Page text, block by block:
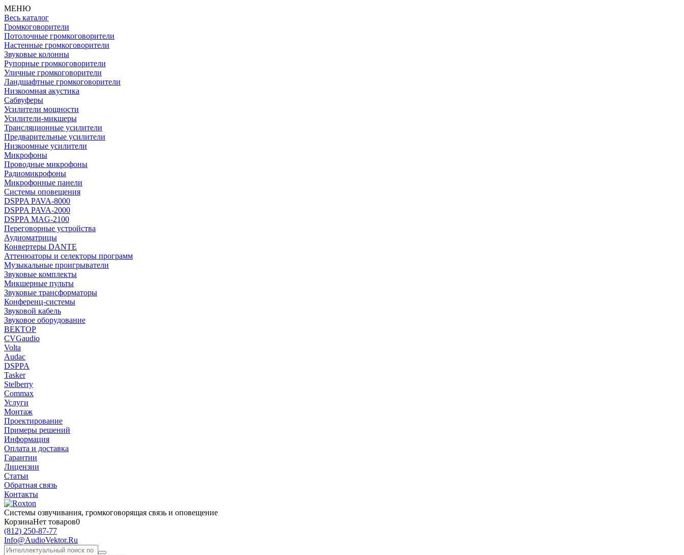
МЕНЮ
Весь каталог
Громкоговорители
Потолочные громкоговорители
Настенные громкоговорители
Звуковые колонны
Рупорные громкоговорители
Уличные громкоговорители
Ландшафтные громкоговорители
Низкоомная акустика
Сабвуферы
Усилители мощности
Усилители-микшеры
Трансляционные усилители
Предварительные усилители
Низкоомные усилители
Микрофоны
Проводные микрофоны
Радиомикрофоны
Микрофонные панели
Системы оповещения
DSPPA PAVA-8000
DSPPA PAVA-2000
DSPPA MAG-2100
Переговорные устройства
Аудиоматрицы
Конвертеры DANTE
Аттенюаторы и селекторы программ
Музыкальные проигрыватели
Звуковые комплекты
Микшерные пульты
Звуковые трансформаторы
Конференц-системы
Звуковой кабель
Звуковое оборудование
ВЕКТОР
CVGaudio
Volta
Audac
DSPPA
Tasker
Stelberry
Commax
Услуги
Монтаж
Проектирование
Примеры решений
Информация
Оплата и доставка
Гарантии
Лицензии
Статьи
Обратная связь
Контакты
Системы озвучивания, громкоговорящая связь и оповещение
КорзинаНет товаров0
(812) 250-87-77
Info@AudioVektor.Ru